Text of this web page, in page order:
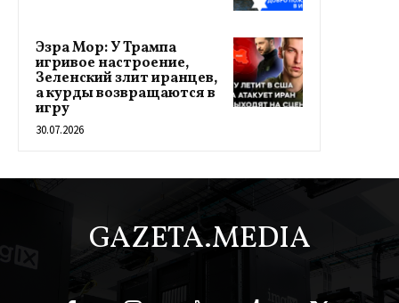
Эзра Мор: У Трампа
игривое настроение,
Зеленский злит иранцев,
а курды возвращаются в
игру
30.07.2026
GAZETA.MEDIA